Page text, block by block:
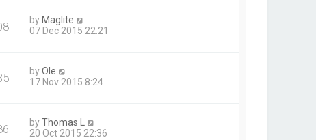
by Maglite
07 Dec 2015 22:21
byOle
17 Nov 2015 8:24
byThomas L
20 Oct 2015 22:36